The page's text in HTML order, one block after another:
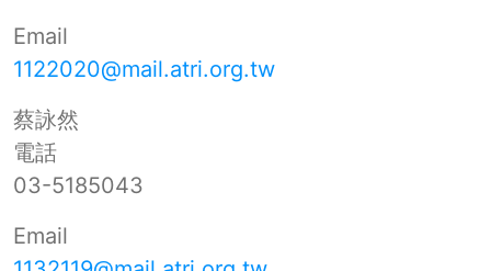
Email
1122020@mail.atri.org.tw
蔡詠然
電話
03-5185043
Email